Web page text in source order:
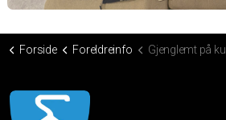
Forside Foreldreinfo Gjenglemt på kulturskolen